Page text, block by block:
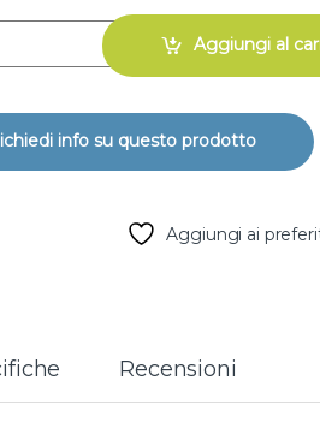
a dischi modello H - DC 3" x
Aggiungi al
Aggiungi ai
Recensioni